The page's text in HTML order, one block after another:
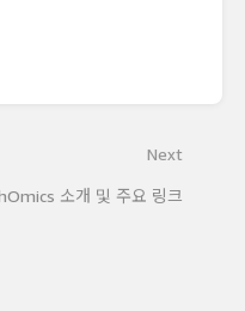
Next
소개 및 주요 링크